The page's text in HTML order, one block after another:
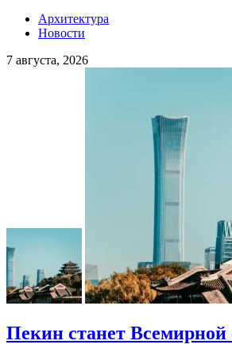
Архитектура
Новости
7 августа, 2026
Пекин станет Всемирной